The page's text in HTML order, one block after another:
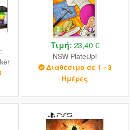
Τιμή: 23,40 €
NSW PlateUp!
Διαθέσιμο σε 1 - 3
Ημέρες